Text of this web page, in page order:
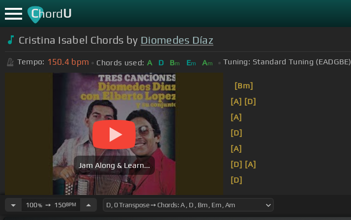
ChordU
Cristina Isabel Chords by Diomedes Díaz
Tempo: 150.4 bpm Chords used: A D Bm Em Am Tuning: Standard Tuning (EADGBE)
Jam Along & Learn...
[Bm]
[A] [D]
[A]
[D]
[A]
[D] [A]
[D]
100%➙ 150BPM